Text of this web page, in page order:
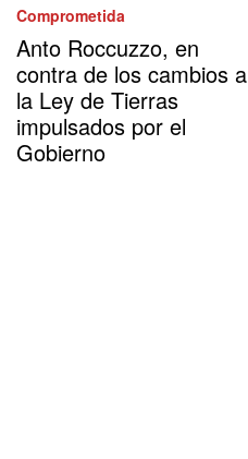
Comprometida
Anto Roccuzzo, en
contra de los cambios a
la Ley de Tierras
impulsados por el
Gobierno